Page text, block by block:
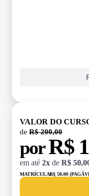
VALOR DO
de R$ 200,00
porR$
em até 2x de R$
MATRÍCULA:R$ 50,00